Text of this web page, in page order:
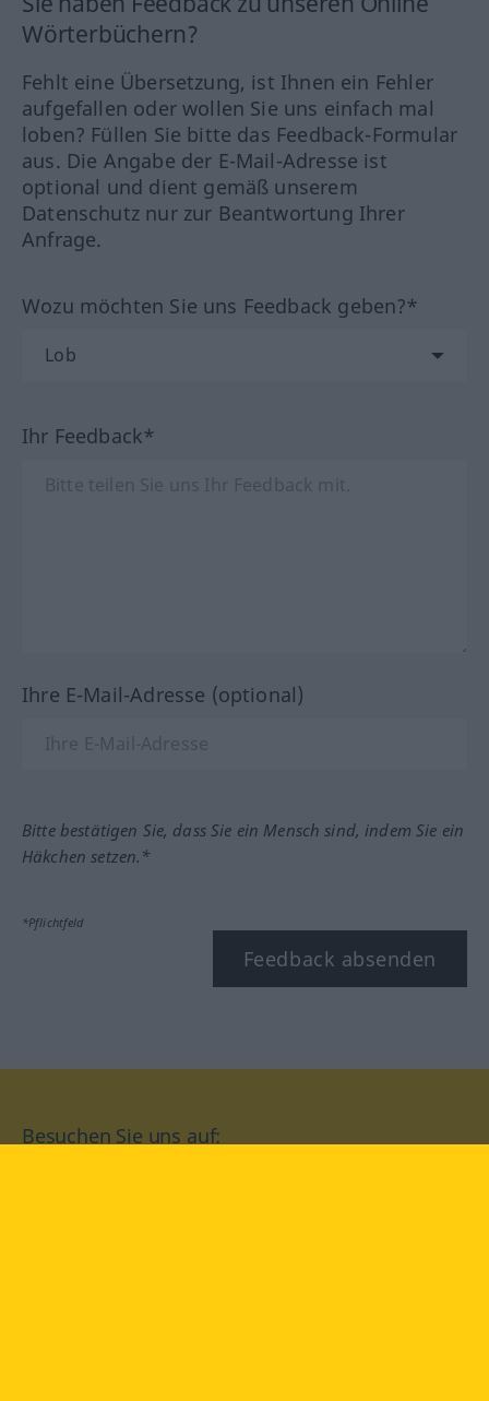
Wörterbüchern?
Fehlt eine Übersetzung, ist Ihnen ein Fehler
aufgefallen oder wollen Sie uns einfach mal
loben? Füllen Sie bitte das Feedback-Formular
aus. Die Angabe der E-Mail-Adresse ist
optional und dient gemäß unserem
Datenschutz nur zur Beantwortung Ihrer
Anfrage.
Wozu möchten Sie uns Feedback geben?*
Ihr Feedback*
Ihre E-Mail-Adresse (optional)
Bitte bestätigen Sie, dass Sie ein Mensch sind, indem Sie ein
Häkchen setzen.*
*Pflichtfeld
Feedback absenden
Besuchen Sie uns auf: